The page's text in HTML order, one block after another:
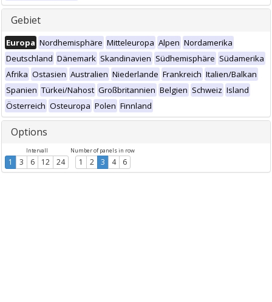
Gebiet
Europa Nordhemisphäre Mitteleuropa Alpen Nordamerika
Deutschland Dänemark Skandinavien Südhemisphäre Südamerika
Afrika Ostasien Australien Niederlande Frankreich Italien/Balkan
Spanien Türkei/Nahost Großbritannien Belgien Schweiz Island
Österreich Osteuropa Polen Finnland
Options
Intervall
1 3 6 12 24
Number of panels in row
1 2 3 4 6